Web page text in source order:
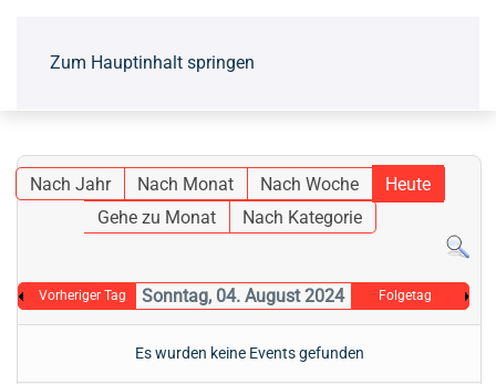
Zum Hauptinhalt springen
Nach Jahr Nach Monat Nach Woche
Heute
Gehe zu Monat
Nach Kategorie
Vorheriger Tag Sonntag, 04. August 2024 Folgetag
Es wurden keine Events gefunden